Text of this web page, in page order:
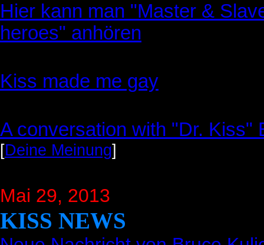
Hier kann man "Master &
heroes" anhören
Kiss made me gay
A conversation with "Dr. Kiss"
[Deine Meinung]
Mai 29, 2013
KISS NEWS